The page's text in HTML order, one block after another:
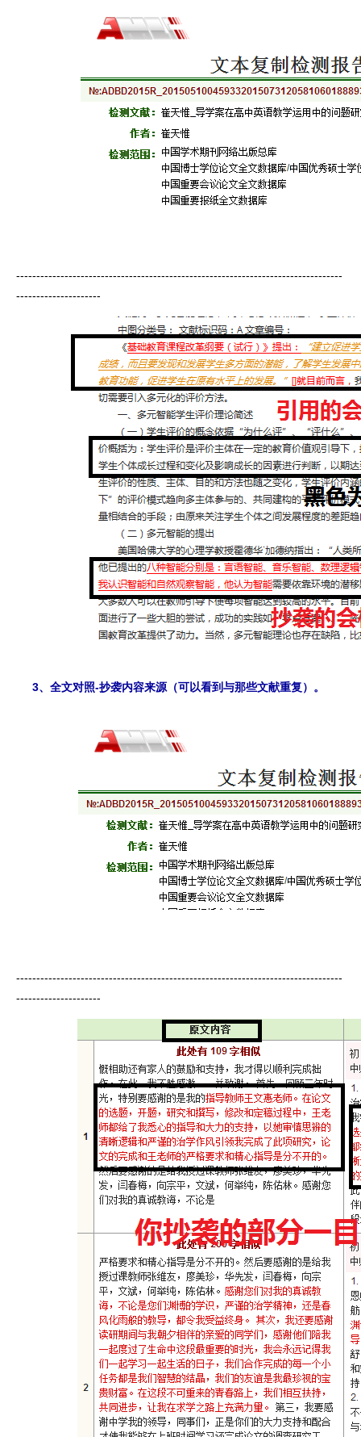
---------------------------------------------------------------------------------
---------------------
3、全文对照-抄袭内容来源（可以看到与那些文献重复）。
---------------------------------------------------------------------------------
---------------------